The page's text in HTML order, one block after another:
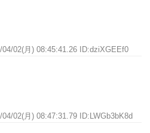
04/02(月) 08:45:41.26 ID:dziXGEEf0
04/02(月) 08:47:31.79 ID:LWGb3bK8d